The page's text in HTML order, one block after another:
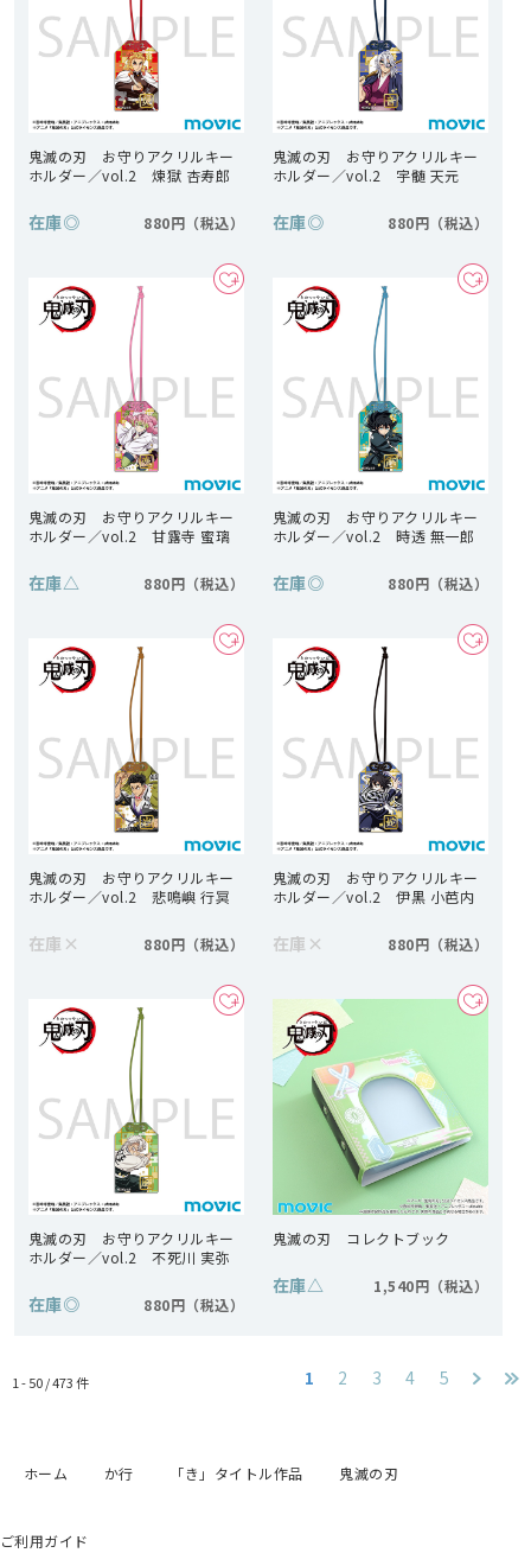
鬼滅の刃 お守りアクリルキー
ホルダー／vol.2 煉獄 杏寿郎
在庫◎ 880円
鬼滅の刃 お守りアクリルキー
ホルダー／vol.2 宇髄 天元
在庫◎ 880円
鬼滅の刃 お守りアクリルキー
ホルダー／vol.2 甘露寺 蜜璃
在庫△ 880円
鬼滅の刃 お守りアクリルキー
ホルダー／vol.2 時透 無一郎
在庫◎ 880円
鬼滅の刃 お守りアクリルキー
ホルダー／vol.2 悲鳴嶼 行冥
在庫 × 880円
鬼滅の刃 お守りアクリルキー
ホルダー／vol.2 伊黒 小芭内
在庫 × 880円
鬼滅の刃 お守りアクリルキー
ホルダー／vol.2 不死川 実弥
在庫◎ 880円
鬼滅の刃 コレクトブック
在庫△ 1,540円
1 - 50 /473件 1 2 3 4 5
ホーム か行 「き」タイトル作品 鬼滅の刃
ご利用ガイド